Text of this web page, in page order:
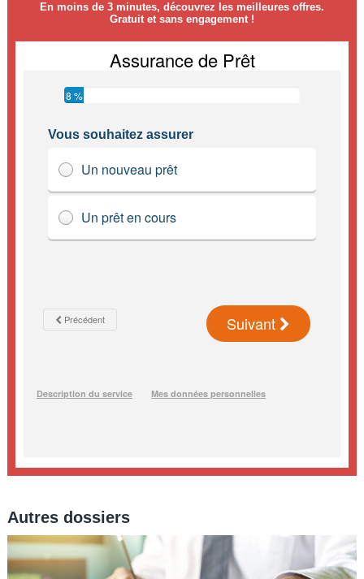
En moins de 3 minutes, découvrez les meilleures offres.
Gratuit et sans engagement !
Autres dossiers